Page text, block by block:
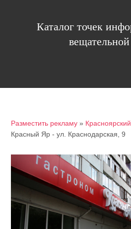
Каталог точек
Разместить рекламу »
Красный Яр - ул. Краснодарская, 9